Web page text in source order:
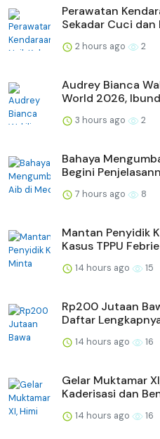
Perawatan
Sekadar Cuci dan
2 hours ago 2
Audrey Bianca
World 2026,
3 hours ago 2
Bahaya
Begini
7 hours ago 8
Mantan Penyidik
Kasus TPPU
14 hours ago 15
Rp200 Jutaan
Daftar
14 hours ago 16
Gelar Muktamar
Kaderisasi dan
14 hours ago 16